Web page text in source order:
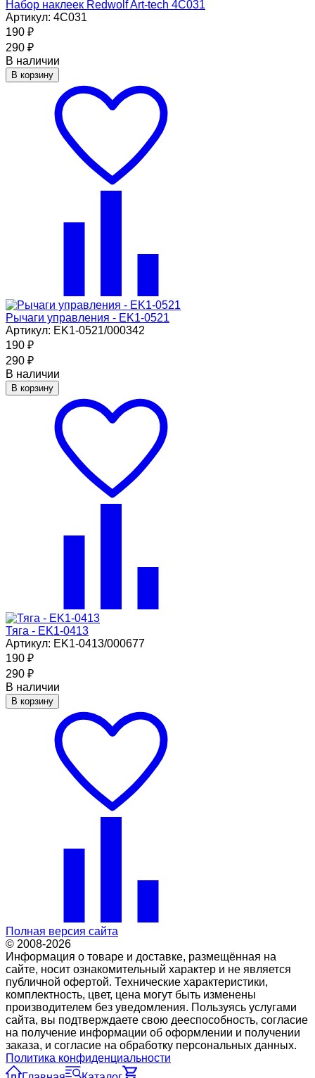
Набор наклеек Redwolf Art-tech 4C031
Артикул: 4C031
190 ₽
290 ₽
В наличии
В корзину
Рычаги управления - EK1-0521
Артикул: EK1-0521/000342
190 ₽
290 ₽
В наличии
В корзину
Тяга - EK1-0413
Артикул: EK1-0413/000677
190 ₽
290 ₽
В наличии
В корзину
Полная версия сайта
© 2008-2026
Информация о товаре и доставке, размещённая на
сайте, носит ознакомительный характер и не является
публичной офертой. Технические характеристики,
комплектность, цвет, цена могут быть изменены
производителем без уведомления. Пользуясь услугами
сайта, вы подтверждаете свою дееспособность, согласие
на получение информации об оформлении и получении
заказа, и согласие на обработку персональных данных.
Политика конфиденциальности